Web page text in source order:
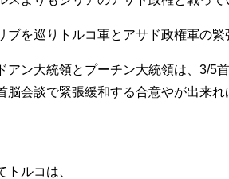
ブを巡りトルコ軍とアサド政権軍の緊
アン大統領とプーチン大統領は、3/5
脳会談で緊張緩和する合意やが出来
トルコは、